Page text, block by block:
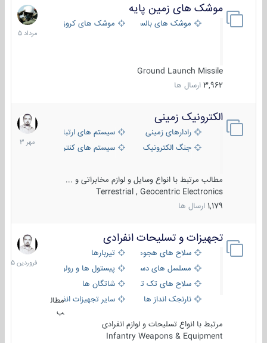
موشک های زمین پایه
موشک های بالستیک موشک های کروز
Ground Launch Missile
3,962 ارسال ها
2
مرداد
1405
الکترونیک زمینی
رادارهای زمینی
سیستم های ارتباطی و جمع آوری
جنگ الکترونیک
سیستم های کنترل آتش و تجهیزات
مطالب مرتبط با انواع وسایل و لوازم مخابراتی و ...
Terrestrial , Geocentric Electronics
1,179 ارسال ها
1
مهر
1403
تجهیزات و تسلیحات انفرادی
سلاح های هجومی
تیربارها
مسلسل های دستی
پیستول ها و رولورها
سلاح های تک تیر اندازیشاتگان ها
نارنجک انداز ها
سایر تجهیزات انفرادی
مطال
ب
مرتبط با انواع تسلیحات و لوازم انفرادی
Infantry Weapons & Equipment
17
فروردین
1405